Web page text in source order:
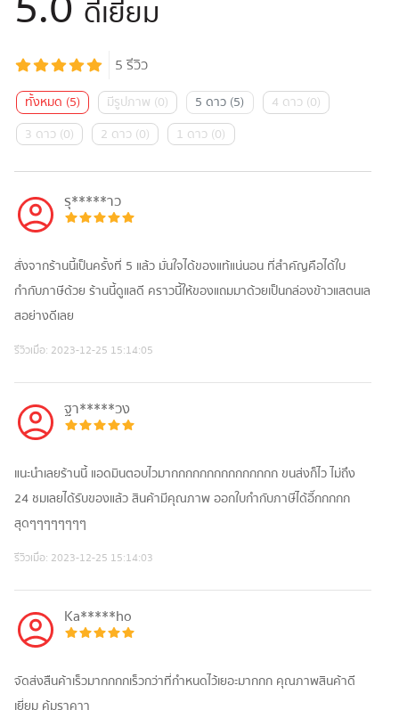
ดีเยี่ยม
5รีวิว
ทั้งหมด (5) มีรูปภาพ (0) 5 ดาว (5) 4 ดาว (0)
3 ดาว (0) 2 ดาว (0) 1 ดาว (0)
รุ*****าว
สั่งจากร้านนี้เป็นครั้งที่ 5 แล้ว มั่นใจได้ของแท้แน่นอน ที่สำคัญคือได้ใบ
กำกับภาษีด้วย ร้านนี้ดูแลดี คราวนี้ให้ของแถมมาด้วยเป็นกล่องข้าวแสตนเล
สอย่างดีเลย
รีวิวเมื่อ: 2023-12-25 15:14:05
ฐา*****วง
แนะนำเลยร้านนี้ แอดมินตอบไวมากกกกกกกกกกกกกกก ขนส่งก็ไว ไม่ถึง
24 ชมเลยได้รับของแล้ว สินค้ามีคุณภาพ ออกใบกำกับภาษีได้อี๊กกกกก
สุดๆๆๆๆๆๆๆๆ
รีวิวเมื่อ: 2023-12-25 15:14:03
Ka*****ho
จัดส่งสืนค้าเร็วมาก​กกกเร็วกว่าที่กำหนดไว้เยอะมากกก​ คุณภาพสินค้าดี